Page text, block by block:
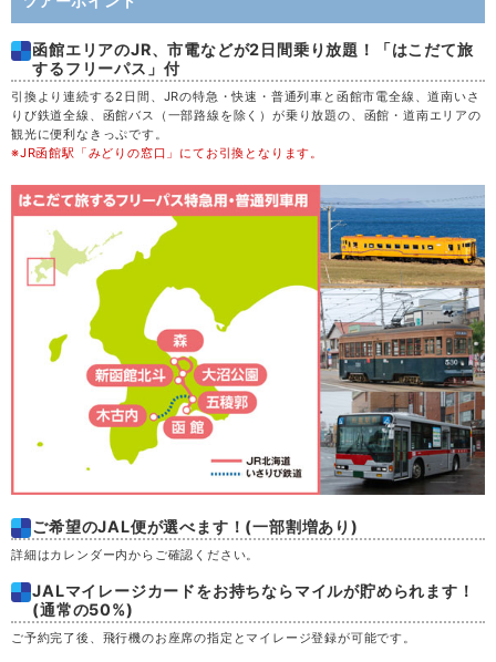
火 18
水 19
土 22
23
金 28
函館エリアのJR、市電などが2日間乗り放題！「はこだて旅
するフリーパス」付
引換より連続する2日間、JRの特急・快速・普通列車と函館市電全線、道南いさ
りび鉄道全線、函館バス（一部路線を除く）が乗り放題の、函館・道南エリアの
観光に便利なきっぷです。
※JR函館駅「みどりの窓口」にてお引換となります。
ご希望のJAL便が選べます！(一部割増あり)
詳細はカレンダー内からご確認ください。
JALマイレージカードをお持ちならマイルが貯められます！
(通常の50%)
ご予約完了後、飛行機のお座席の指定とマイレージ登録が可能です。